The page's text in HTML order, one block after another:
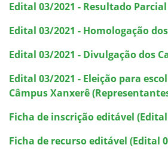
Edital 03/2021 - Resultado Parcial
Edital 03/2021 - Homologação
Edital 03/2021 - Divulgação dos
Edital 03/2021 - Eleição para
Câmpus Xanxerê
Ficha de inscrição editável
Ficha de recurso editável (Edital